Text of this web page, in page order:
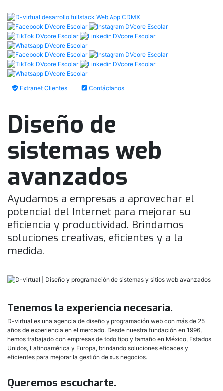
Extranet Clientes Contáctanos
Diseño de
sistemas web
avanzados
Ayudamos a empresas a aprovechar el
potencial del Internet para mejorar su
eficiencia y productividad. Brindamos
soluciones creativas, eficientes y a la
medida.
Tenemos la experiencia necesaria.
D-virtual es una agencia de diseño y programación web con más de 25
años de experiencia en el mercado. Desde nuestra fundación en 1996,
hemos trabajado con empresas de todo tipo y tamaño en México, Estados
Unidos, Latinoamérica y Europa, brindando soluciones eficaces y
eficientes para mejorar la gestión de sus negocios.
Queremos escucharte.